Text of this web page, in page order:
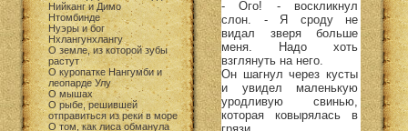
Нийканг и Димо
Нтомбинде
Нуэры и бог
Нхлангунхлангу
О земле, из которой зубы
растут
О куропатке Нангумби и
леопарде Улу
О мышах
О рыбе, решившей
отправиться из реки в море
О том, как лиса обманула
- Ого! - воскликнул
слон. - Я сроду не
видал зверя больше
меня. Надо хоть
взглянуть на него.
Он шагнул через кусты
и увидел маленькую
уродливую свинью,
которая ковырялась в